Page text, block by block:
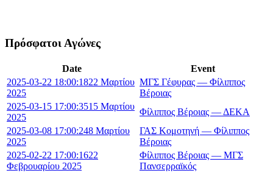
Πρόσφατοι Αγώνες
Date
Event
2025-03-22 18:00:1822 Μαρτίου
2025
ΜΓΣ Γέφυρας — Φίλιππος
Βέροιας
2025-03-15 17:00:3515 Μαρτίου
2025
Φίλιππος Βέροιας — ΔΕΚΑ
2025-03-08 17:00:248 Μαρτίου
2025
ΓΑΣ Κομοτηνή — Φίλιππος
Βέροιας
2025-02-22 17:00:1622
Φεβρουαρίου 2025
Φίλιππος Βέροιας — ΜΓΣ
Πανσερραϊκός